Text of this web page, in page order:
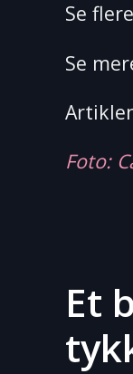
Se
Se
Foto:
Et